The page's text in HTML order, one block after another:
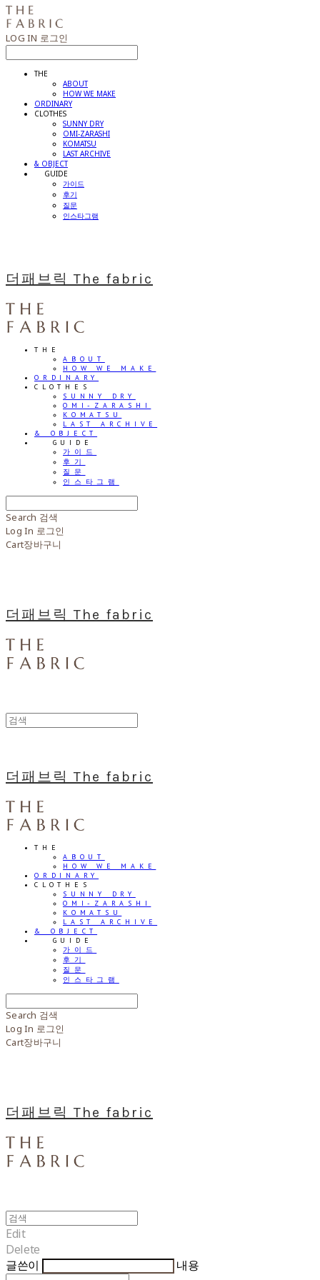
LOG IN 로그인
THE
ABOUT
HOW WE MAKE
ORDINARY
CLOTHES
SUNNY DRY
OMI-ZARASHI
KOMATSU
LAST ARCHIVE
& OBJECT
⠀⠀GUIDE
가이드
후기
질문
인스타그램
더패브릭 The fabric
THE
ABOUT
HOW WE MAKE
ORDINARY
CLOTHES
SUNNY DRY
OMI-ZARASHI
KOMATSU
LAST ARCHIVE
& OBJECT
⠀⠀GUIDE
가이드
후기
질문
인스타그램
Search 검색
Log In 로그인
Cart장바구니
더패브릭 The fabric
더패브릭 The fabric
THE
ABOUT
HOW WE MAKE
ORDINARY
CLOTHES
SUNNY DRY
OMI-ZARASHI
KOMATSU
LAST ARCHIVE
& OBJECT
⠀⠀GUIDE
가이드
후기
질문
인스타그램
Search 검색
Log In 로그인
Cart장바구니
더패브릭 The fabric
Edit
Delete
글쓴이
내용